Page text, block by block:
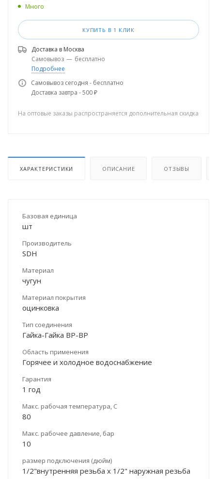
Много
КУПИТЬ В 1 КЛИК
Доставка в Москва
Самовывоз — бесплатно
Подробнее
Самовывоз сегодня - бесплатно
Доставка завтра - 500 ₽
На оптовые заказы распространяется дополнительная скидка
ХАРАКТЕРИСТИКИ ОПИСАНИЕ ОТЗЫВЫ
Базовая единица
шт
Производитель
SDH
Материал
чугун
Материал покрытия
оцинковка
Тип соединения
Гайка-Гайка ВР-ВР
Область применения
Горячее и холодное водоснабжение
Гарантия
1 год
Макс. рабочая температура, C
80
Макс. рабочее давление, бар
10
размер подключения (дюйм)
1/2"внутренняя резьба х 1/2" наружная резьба